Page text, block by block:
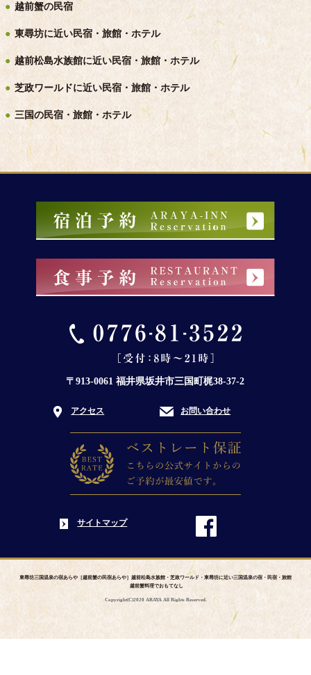
越前蟹の民宿
東尋坊に近い民宿・旅館・ホテル
越前松島水族館に近い民宿・旅館・ホテル
芝政ワールドに近い民宿・旅館・ホテル
三国の民宿・旅館・ホテル
〒913-0061 福井県坂井市三国町梶38-37-2
アクセス お問い合わせ
サイトマップ
東尋坊三国温泉の宿あらや［越前蟹の民宿あらや］越前松島水族館・芝政ワールド・東尋坊に近い三国温泉の宿・民宿・旅館
越前蟹料理でおもてなし
Copyright(C)2020 ARAYA All Rights Reserved.